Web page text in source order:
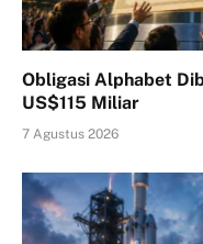
Obligasi Alphabet
US$115 Miliar
7 Agustus 2026